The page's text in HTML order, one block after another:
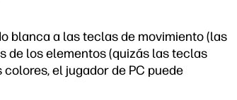
blanca a las teclas de movimiento (las
de los elementos (quizás las teclas
el jugador de PC puede